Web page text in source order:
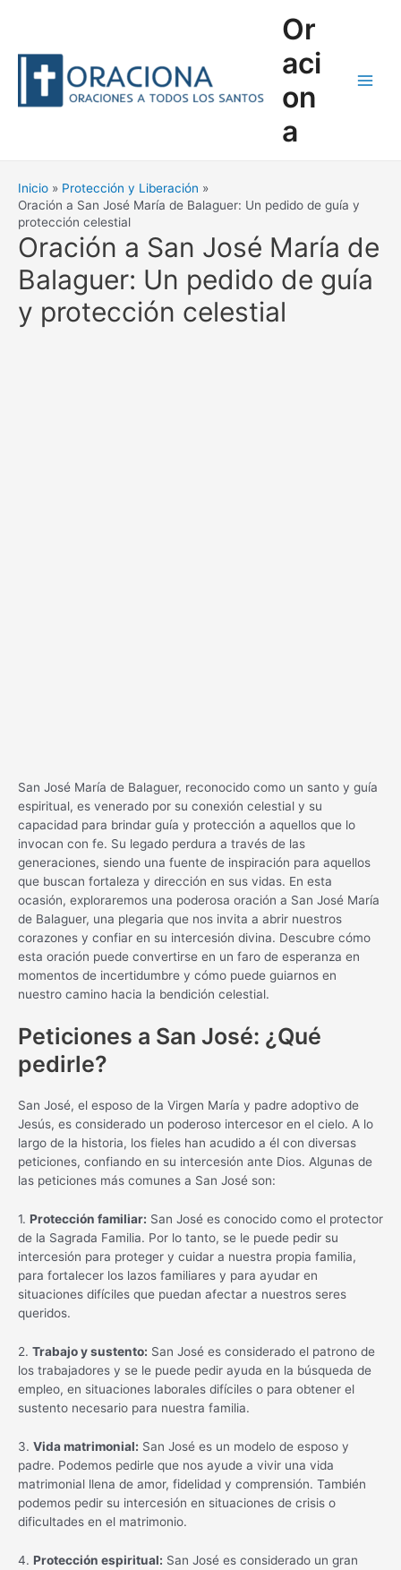
Or
aci
on
a
Inicio
Protección y Liberación
Oración a San José María de Balaguer: Un pedido de guía y
protección celestial
Oración a San José María de
Balaguer: Un pedido de guía
y protección celestial
San José María de Balaguer, reconocido como un santo y guía
espiritual, es venerado por su conexión celestial y su
capacidad para brindar guía y protección a aquellos que lo
invocan con fe. Su legado perdura a través de las
generaciones, siendo una fuente de inspiración para aquellos
que buscan fortaleza y dirección en sus vidas. En esta
ocasión, exploraremos una poderosa oración a San José María
de Balaguer, una plegaria que nos invita a abrir nuestros
corazones y confiar en su intercesión divina. Descubre cómo
esta oración puede convertirse en un faro de esperanza en
momentos de incertidumbre y cómo puede guiarnos en
nuestro camino hacia la bendición celestial.
Peticiones a San José: ¿Qué
pedirle?
San José, el esposo de la Virgen María y padre adoptivo de
Jesús, es considerado un poderoso intercesor en el cielo. A lo
largo de la historia, los fieles han acudido a él con diversas
peticiones, confiando en su intercesión ante Dios. Algunas de
las peticiones más comunes a San José son:
1. Protección familiar: San José es conocido como el protector
de la Sagrada Familia. Por lo tanto, se le puede pedir su
intercesión para proteger y cuidar a nuestra propia familia,
para fortalecer los lazos familiares y para ayudar en
situaciones difíciles que puedan afectar a nuestros seres
queridos.
2. Trabajo y sustento: San José es considerado el patrono de
los trabajadores y se le puede pedir ayuda en la búsqueda de
empleo, en situaciones laborales difíciles o para obtener el
sustento necesario para nuestra familia.
3. Vida matrimonial: San José es un modelo de esposo y
padre. Podemos pedirle que nos ayude a vivir una vida
matrimonial llena de amor, fidelidad y comprensión. También
podemos pedir su intercesión en situaciones de crisis o
dificultades en el matrimonio.
4. Protección espiritual: San José es considerado un gran